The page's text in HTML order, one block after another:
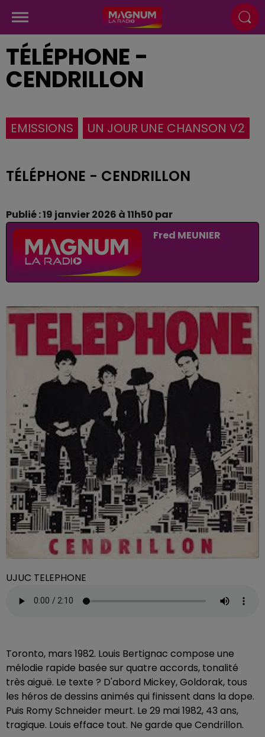
TÉLÉPHONE -
CENDRILLON
EMISSIONS UN JOUR UNE CHANSON V2
TÉLÉPHONE - CENDRILLON
Publié : 19 janvier 2026 à 11h50 par
Fred MEUNIER
UJUC TELEPHONE
Toronto, mars 1982. Louis Bertignac compose une
mélodie rapide basée sur quatre accords, tonalité
très aiguë. Le texte ? D'abord Mickey, Goldorak, tous
les héros de dessins animés qui finissent dans la dope.
Puis Romy Schneider meurt. Le 29 mai 1982, 43 ans,
tragique. Louis efface tout. Ne garde que Cendrillon.